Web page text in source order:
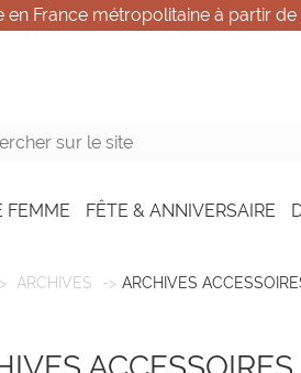
en France métropolitaine à partir
FEMME FÊTE & ANNIVERSAIRE
ARCHIVES ARCHIVES